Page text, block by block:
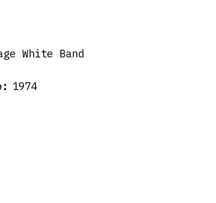
White Band
:1974